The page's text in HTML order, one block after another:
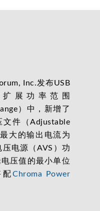
Inc.发布USB
扩展功率范围
）中，新增了
文件（Adjustable
大的输出电流为
电源（AVS）功
压值的最小单位
配Chroma Power